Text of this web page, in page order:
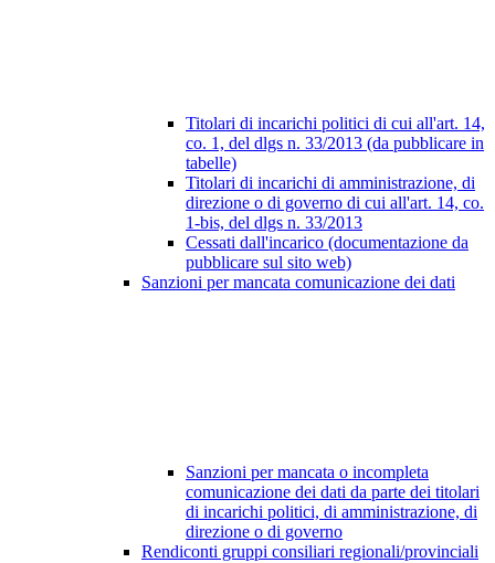
Titolari di incarichi politici di cui all'art. 14,
co. 1, del dlgs n. 33/2013 (da pubblicare in
tabelle)
Titolari di incarichi di amministrazione, di
direzione o di governo di cui all'art. 14, co.
1-bis, del dlgs n. 33/2013
Cessati dall'incarico (documentazione da
pubblicare sul sito web)
Sanzioni per mancata comunicazione dei dati
Sanzioni per mancata o incompleta
comunicazione dei dati da parte dei titolari
di incarichi politici, di amministrazione, di
direzione o di governo
Rendiconti gruppi consiliari regionali/provinciali